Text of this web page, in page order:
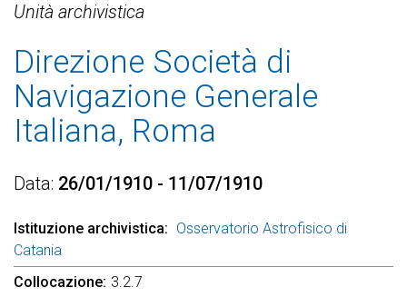
Unità archivistica
Direzione Società di
Navigazione Generale
Italiana, Roma
Data 26/01/1910 - 11/07/1910
Istituzione archivistica
Osservatorio Astrofisico di
Catania
Collocazione 3.2.7